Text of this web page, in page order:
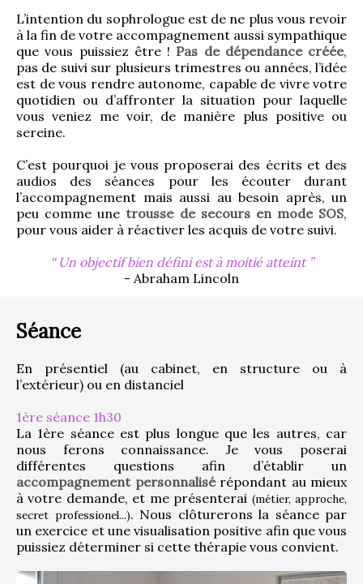
L’intention du sophrologue est de ne plus vous revoir
à la fin de votre accompagnement aussi sympathique
que vous puissiez être ! Pas de dépendance créée,
pas de suivi sur plusieurs trimestres ou années, l’idée
est de vous rendre autonome, capable de vivre votre
quotidien ou d’affronter la situation pour laquelle
vous veniez me voir, de manière plus positive ou
sereine.
C’est pourquoi je vous proposerai des écrits et des
audios des séances pour les écouter durant
l’accompagnement mais aussi au besoin après, un
peu comme une trousse de secours en mode SOS,
pour vous aider à réactiver les acquis de votre suivi.
Un objectif bien défini est à moitié atteint
- Abraham Lincoln
Séance
En présentiel (au cabinet, en structure ou à
l’extérieur) ou en distanciel
1ère séance 1h30
La 1ère séance est plus longue que les autres, car
nous ferons connaissance. Je vous poserai
accompagnement personnalisé répondant au mieux
à votre demande, et me présenterai (métier, approche,
secret professionel...). Nous clôturerons la séance par
un exercice et une visualisation positive afin que vous
puissiez déterminer si cette thérapie vous convient.